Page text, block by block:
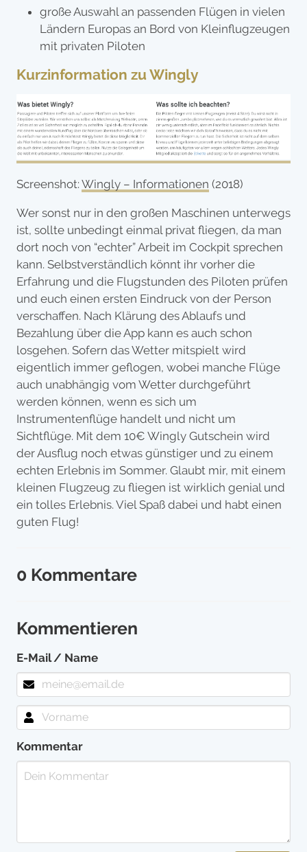
große Auswahl an passenden Flügen in vielen
Ländern Europas an Bord von Kleinflugzeugen
mit privaten Piloten
Kurzinformation zu Wingly
Screenshot: Wingly – Informationen (2018)
Wer sonst nur in den großen Maschinen unterwegs
ist, sollte unbedingt einmal privat fliegen, da man
dort noch von “echter” Arbeit im Cockpit sprechen
kann. Selbstverständlich könnt ihr vorher die
Erfahrung und die Flugstunden des Piloten prüfen
und euch einen ersten Eindruck von der Person
verschaffen. Nach Klärung des Ablaufs und
Bezahlung über die App kann es auch schon
losgehen. Sofern das Wetter mitspielt wird
eigentlich immer geflogen, wobei manche Flüge
auch unabhängig vom Wetter durchgeführt
werden können, wenn es sich um
Instrumentenflüge handelt und nicht um
Sichtflüge. Mit dem 10€ Wingly Gutschein wird
der Ausflug noch etwas günstiger und zu einem
echten Erlebnis im Sommer. Glaubt mir, mit einem
kleinen Flugzeug zu fliegen ist wirklich genial und
ein tolles Erlebnis. Viel Spaß dabei und habt einen
guten Flug!
0 Kommentare
Kommentieren
E-Mail / Name
Kommentar